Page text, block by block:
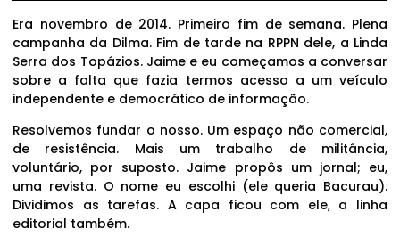
Era novembro de 2014. Primeiro fim de semana. Plena
campanha da Dilma. Fim de tarde na RPPN dele, a Linda
Serra dos Topázios. Jaime e eu começamos a conversar
sobre a falta que fazia termos acesso a um veículo
independente e democrático de informação.
Resolvemos fundar o nosso. Um espaço não comercial,
de resistência. Mais um trabalho de militância,
voluntário, por suposto. Jaime propôs um jornal; eu,
uma revista. O nome eu escolhi (ele queria Bacurau).
Dividimos as tarefas. A capa ficou com ele, a linha
editorial também.